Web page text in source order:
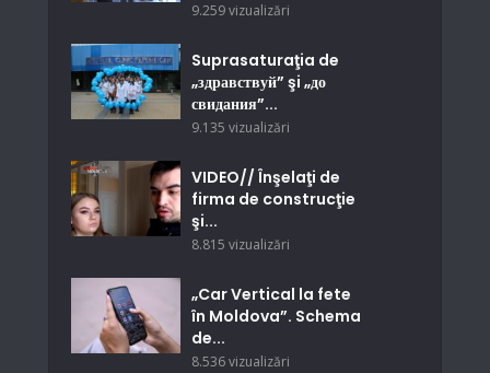
9.259 vizualizări
Suprasaturaţia de
„здравствуй” şi „до
свидания”...
9.135 vizualizări
VIDEO// Înşelaţi de
firma de construcţie
şi...
8.815 vizualizări
„Car Vertical la fete
în Moldova”. Schema
de...
8.536 vizualizări